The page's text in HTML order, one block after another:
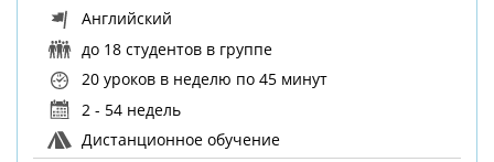
Английский
до 18 студентов в группе
20 уроков в неделю по 45 минут
2 - 54 недель
Дистанционное обучение